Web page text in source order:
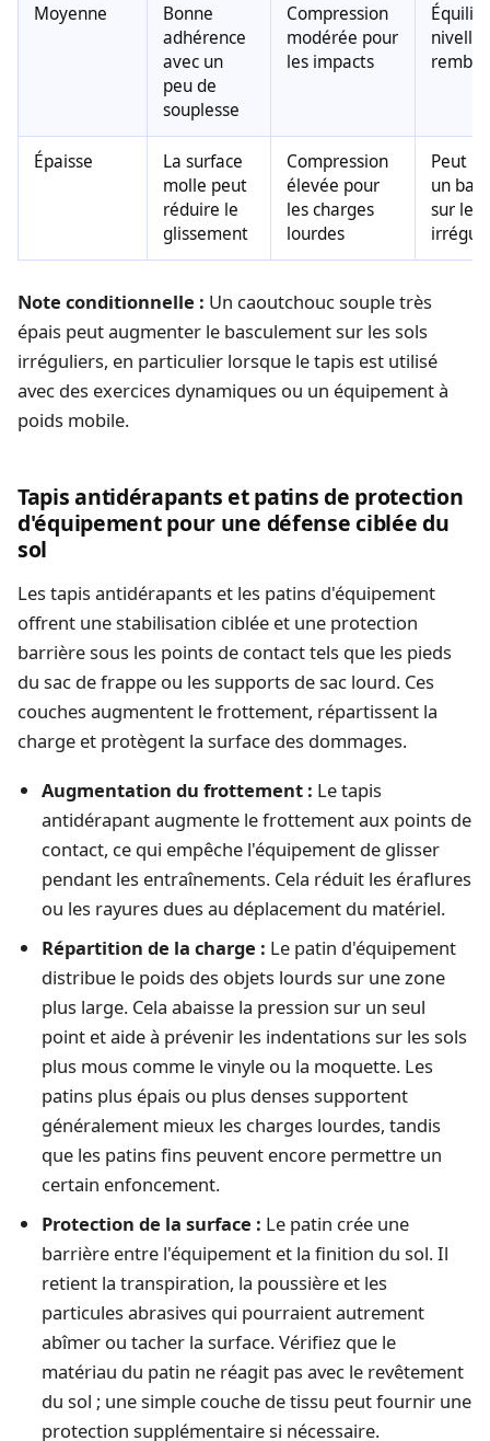
Moyenne
Bonne
adhérence
avec un
peu de
souplesse
Compression
modérée pour
les impacts
Épaisse
La surface
molle peut
réduire le
glissement
Compression
élevée pour
les charges
lourdes
Peut
un
sur les
Note conditionnelle : Un caoutchouc souple très
épais peut augmenter le basculement sur les sols
irréguliers, en particulier lorsque le tapis est utilisé
avec des exercices dynamiques ou un équipement à
poids mobile.
Tapis antidérapants et patins de protection
d'équipement pour une défense ciblée du
sol
Les tapis antidérapants et les patins d'équipement
offrent une stabilisation ciblée et une protection
barrière sous les points de contact tels que les pieds
du sac de frappe ou les supports de sac lourd. Ces
couches augmentent le frottement, répartissent la
charge et protègent la surface des dommages.
Augmentation du frottement : Le tapis
antidérapant augmente le frottement aux points de
contact, ce qui empêche l'équipement de glisser
pendant les entraînements. Cela réduit les éraflures
ou les rayures dues au déplacement du matériel.
Répartition de la charge : Le patin d'équipement
distribue le poids des objets lourds sur une zone
plus large. Cela abaisse la pression sur un seul
point et aide à prévenir les indentations sur les sols
plus mous comme le vinyle ou la moquette. Les
patins plus épais ou plus denses supportent
généralement mieux les charges lourdes, tandis
que les patins fins peuvent encore permettre un
certain enfoncement.
Protection de la surface : Le patin crée une
barrière entre l'équipement et la finition du sol. Il
retient la transpiration, la poussière et les
particules abrasives qui pourraient autrement
abîmer ou tacher la surface. Vérifiez que le
matériau du patin ne réagit pas avec le revêtement
du sol ; une simple couche de tissu peut fournir une
protection supplémentaire si nécessaire.